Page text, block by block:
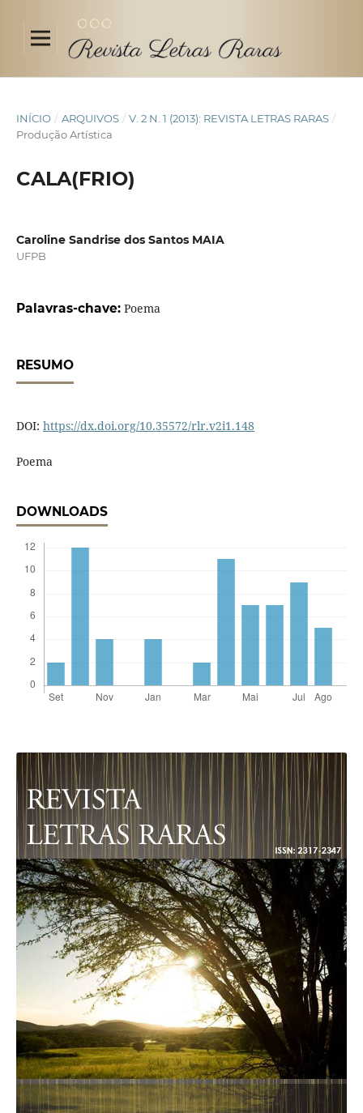
INÍCIO / ARQUIVOS / V. 2 N. 1 (2013): REVISTA LETRAS RARAS /
Produção Artística
CALA(FRIO)
Caroline Sandrise dos Santos MAIA
UFPB
Palavras-chave: Poema
RESUMO
DOI: https://dx.doi.org/10.35572/rlr.v2i1.148
Poema
DOWNLOADS